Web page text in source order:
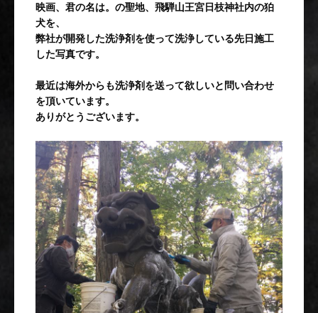
映画、君の名は。の聖地、飛騨山王宮日枝神社内の狛
犬を、
弊社が開発した洗浄剤を使って洗浄している先日施工
した写真です。
最近は海外からも洗浄剤を送って欲しいと問い合わせ
を頂いています。
ありがとうございます。